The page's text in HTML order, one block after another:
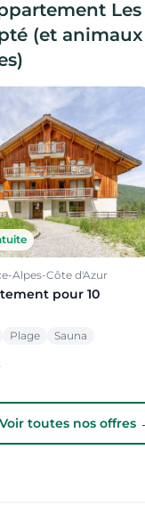
Les
(et animaux
Alpes-Côte d'Azur
pour 10
Plage Sauna
Voir toutes nos offres